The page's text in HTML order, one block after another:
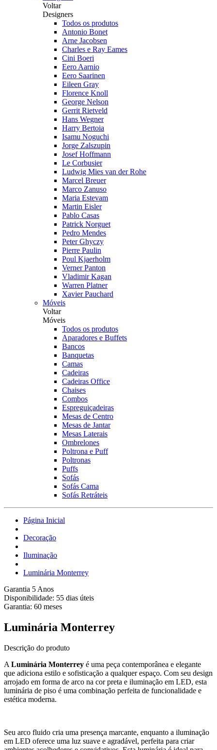
Voltar
Designers
Todos os produtos
Antonio Bonet
Arne Jacobsen
Charles e Ray Eames
Cini Boeri
Eero Aarnio
Eero Saarinen
Eileen Gray
Florence Knoll
George Nelson
Gerrit Rietveld
Hans Wegner
Harry Bertoia
Isamu Noguchi
Jorge Zalszupin
Josef Hoffmann
Le Corbusier
Ludwig Mies van der Rohe
Marcel Breuer
Marco Zanuso
Maria Estevam
Martin Eisler
Pablo Casas
Patrick Norguet
Pedro Mendes
Peter Ghyczy
Pierre Paulin
Poul Kjaerholm
Verner Panton
Vladimir Kagan
Warren Platner
Xavier Pauchard
Móveis
Voltar
Móveis
Todos os produtos
Aparadores e Buffets
Bancos
Banquetas
Camas
Cadeiras
Cadeiras Office
Chaises
Combos
Espreguiçadeiras
Mesas de Centro
Mesas de Jantar
Mesas Laterais
Ombrelones
Poltrona e Puff
Poltronas
Puffs
Sofás
Sofás Cama
Sofás Retráteis
Página Inicial
Decoração
Iluminação
Luminária Monterrey
Garantia 5 Anos
Disponibilidade: 55 dias úteis
Garantia: 60 meses
Luminária Monterrey
Descrição do produto
A Luminária Monterrey é uma peça contemporânea e elegante
que adiciona estilo e sofisticação a qualquer espaço. Com seu design
arrojado em forma de arco na cor preta e iluminação em LED, esta
luminária de piso é uma combinação perfeita de funcionalidade e
estética moderna.
Seu arco fluido cria uma presença marcante, enquanto a iluminação
em LED oferece uma luz suave e agradável, perfeita para criar